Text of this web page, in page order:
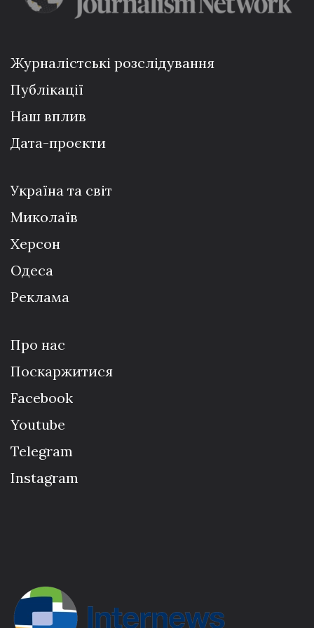
Журналістські розслідування
Публікації
Наш вплив
Дата-проєкти
Україна та світ
Миколаїв
Херсон
Одеса
Реклама
Про нас
Поскаржитися
Facebook
Youtube
Telegram
Instagram